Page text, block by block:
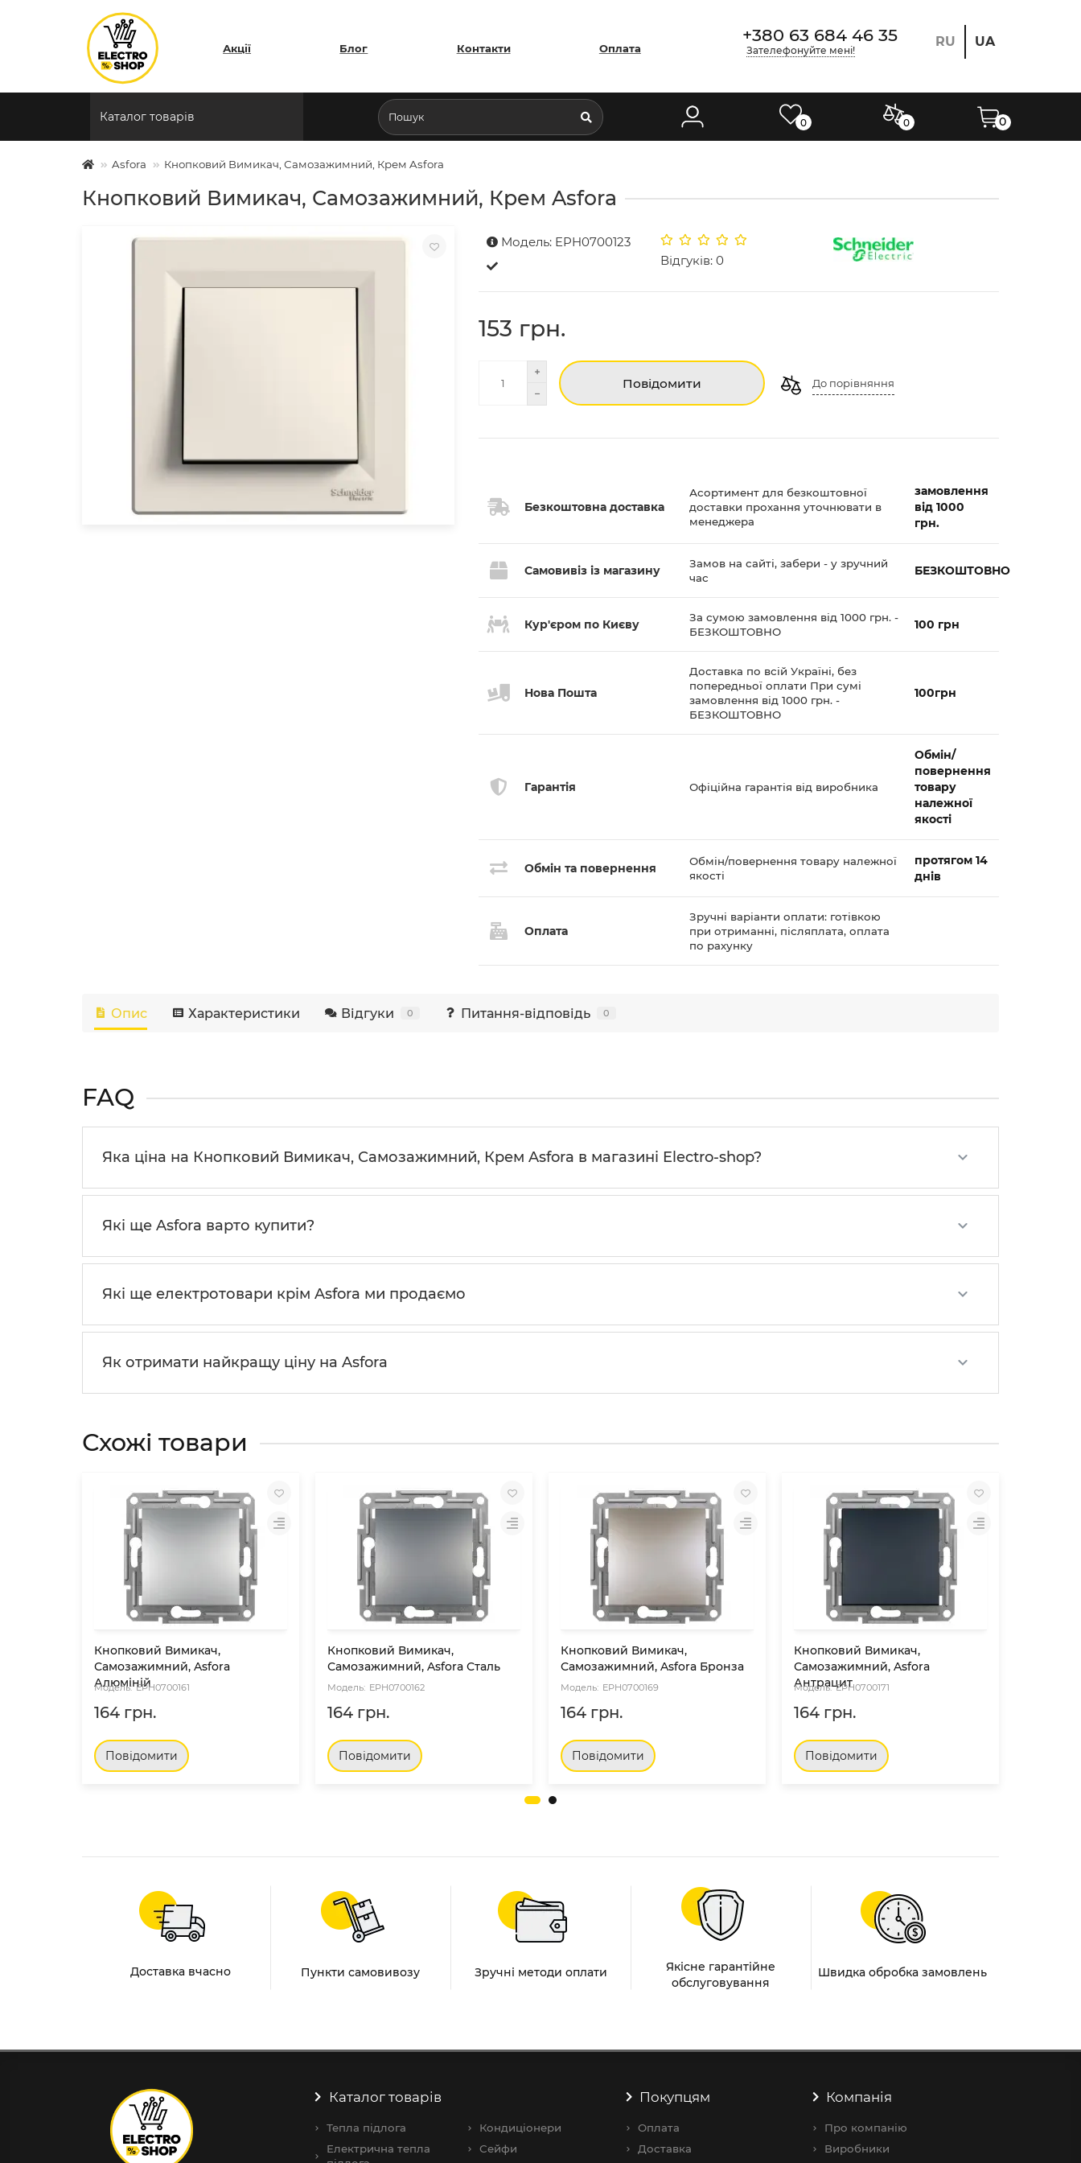
Акції Блог Контакти Оплата
+380 63 684 46 35
Зателефонуйте мені!
RU UA
Каталог товарів 0 0 0
Asfora Кнопковий Вимикач, Самозажимний, Крем Asfora
Кнопковий Вимикач, Самозажимний, Крем Asfora
Модель: EPH0700123
Відгуків: 0
153 грн.
Повідомити До порівняння
Безкоштовна доставка
Асортимент для безкоштовної
доставки прохання уточнювати в
менеджера
замовлення
від 1000
грн.
Самовивіз із магазину
Замов на сайті, забери - у зручний
час
БЕЗКОШТОВНО
Кур'єром по Києву
За сумою замовлення від 1000 грн. -
БЕЗКОШТОВНО
100 грн
Нова Пошта
Доставка по всій Україні, без
попередньої оплати При сумі
замовлення від 1000 грн. -
БЕЗКОШТОВНО
100грн
Гарантія Офіційна гарантія від виробника
Обмін/
повернення
товару
належної
якості
Обмін та повернення
Обмін/повернення товару належної
якості
протягом 14
днів
Оплата
Зручні варіанти оплати: готівкою
при отриманні, післяплата, оплата
по рахунку
Опис Характеристики Відгуки 0 Питання-відповідь 0
FAQ
Яка ціна на Кнопковий Вимикач, Самозажимний, Крем Asfora в магазині Electro-shop?
Які ще Asfora варто купити?
Які ще електротовари крім Asfora ми продаємо
Як отримати найкращу ціну на Asfora
Схожі товари
Кнопковий Вимикач,
Самозажимний, Asfora
АлюмінійEPH0700161
164 грн.
Повідомити
Кнопковий Вимикач,
Самозажимний, Asfora Сталь
EPH0700162
164 грн.
Повідомити
Кнопковий Вимикач,
Самозажимний, Asfora Бронза
EPH0700169
164 грн.
Повідомити
Кнопковий Вимикач,
Самозажимний, Asfora
АнтрацитEPH0700171
164 грн.
Повідомити
Доставка вчасно Пункти самовивозу Зручні методи оплати
Якісне гарантійне
обслуговування
Швидка обробка замовлень
Каталог товарів
Тепла підлога
Електрична тепла
Кондиціонери
Сейфи
Покупцям
Оплата
Доставка
Компанія
Про компанію
Виробники